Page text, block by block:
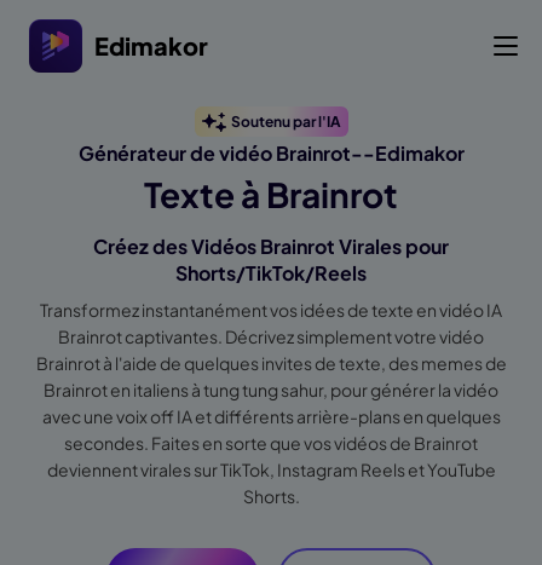
Edimakor
Générateur de vidéo Brainrot--Edimakor
Soutenu par l'IA
Texte à Brainrot
Créez des Vidéos Brainrot Virales pour
Shorts/TikTok/Reels
Transformez instantanément vos idées de texte en vidéo IA
Brainrot captivantes. Décrivez simplement votre vidéo
Brainrot à l'aide de quelques invites de texte, des memes de
Brainrot en italiens à tung tung sahur, pour générer la vidéo
avec une voix off IA et différents arrière-plans en quelques
secondes. Faites en sorte que vos vidéos de Brainrot
deviennent virales sur TikTok, Instagram Reels et YouTube
Shorts.